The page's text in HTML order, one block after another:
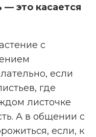
— это касается
с
если
где
листочке
А в общении с
если, к